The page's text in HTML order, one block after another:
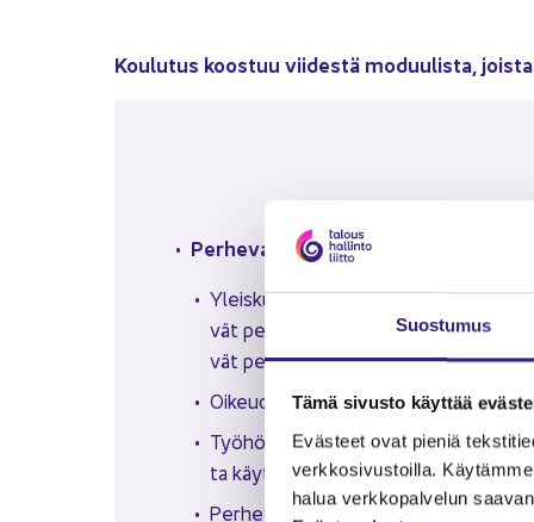
Suos­tu­mus
Tämä si­vus­to käyt­tää
Eväs­teet ovat pie­niä
verk­ko­si­vus­toil­la.
halua verk­ko­pal­ve­lun
Kou­lu­tus koos­tuu vii­des­tä mo­duu­lis­ta,
Per­he­va­pai­ta kos­ke­vat sään­nök­set
Yleis­ku­va per­he­va­pais­ta: lap­sen
vät per­he­va­paat sekä
vät per­he­va­paat
Oi­keu­det ja vel­vol­li­suu­det
Työ­hön­pa­luu per­he­va­paal­ta sekä
ta käyt­tä­vän hen­ki­lön työ­suh­de­tur­va
Per­he­va­paat hen­ki­lös­tö­hal­lin­nos­sa